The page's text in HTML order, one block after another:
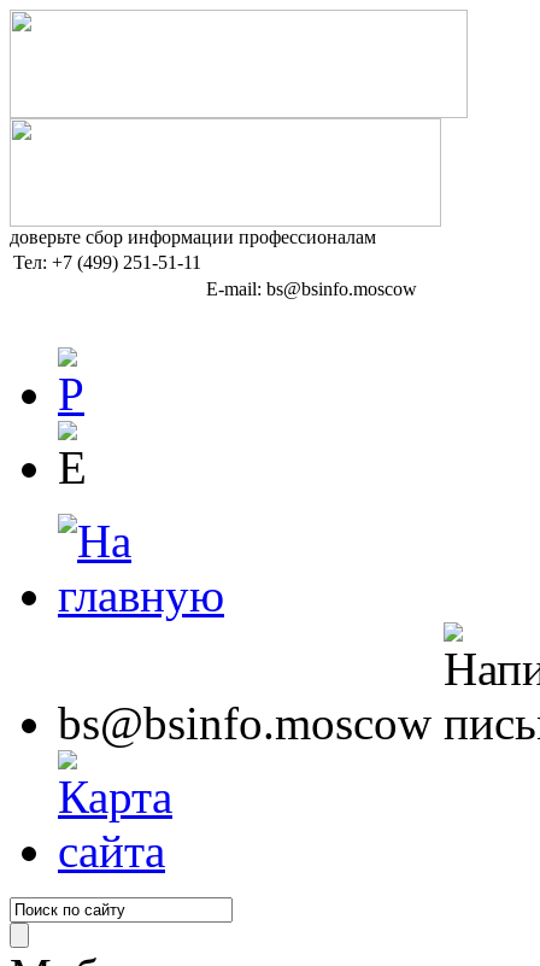
доверьте сбор информации профессионалам
Тел: +7 (499) 251-51-11
E-mail: bs@bsinfo.moscow
bs@bsinfo.moscow